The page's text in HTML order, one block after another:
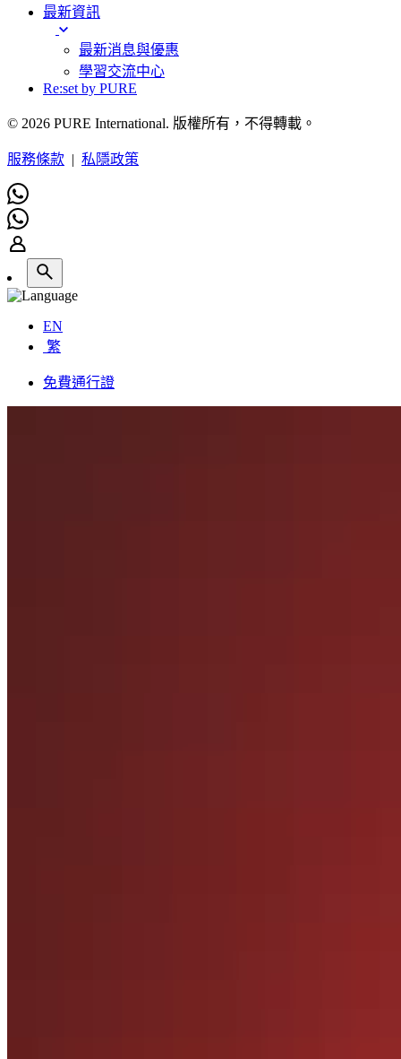
最新資訊
最新消息與優惠
學習交流中心
Re:set by PURE
© 2026 PURE International. 版權所有，不得轉載。
服務條款 | 私隱政策
EN
繁
免費通行證